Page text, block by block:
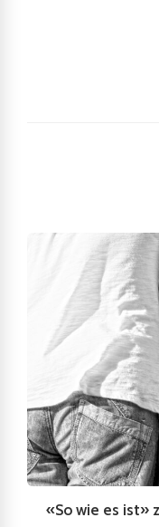
«So wie es ist»